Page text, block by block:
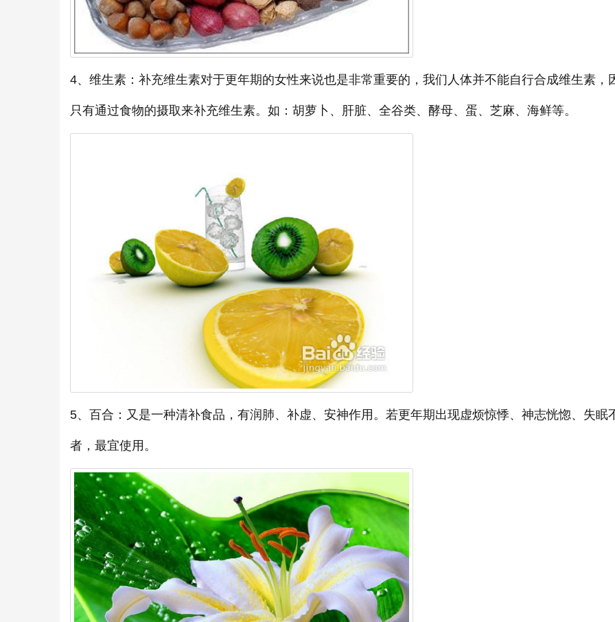
4、维生素：补充维生素对于更年期的女性来说也是非常重要的，我们人体并不能自行合成维生素，
只有通过食物的摄取来补充维生素。如：胡萝卜、肝脏、全谷类、酵母、蛋、芝麻、海鲜等。
5、百合：又是一种清补食品，有润肺、补虚、安神作用。若更年期出现虚烦惊悸、神志恍惚、失眠
者，最宜使用。